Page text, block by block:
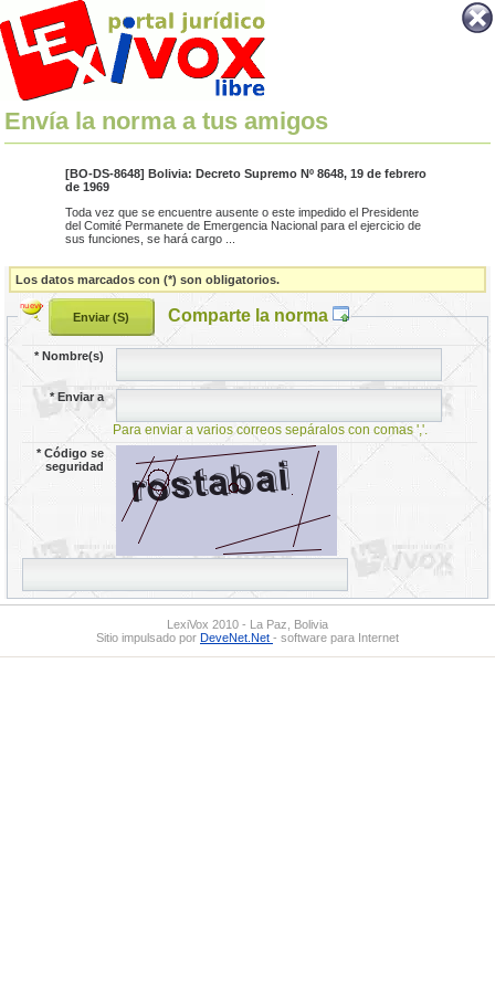
Envía la norma a tus amigos
[BO-DS-8648] Bolivia: Decreto Supremo Nº 8648, 19 de febrero
de 1969
Toda vez que se encuentre ausente o este impedido el Presidente
del Comité Permanete de Emergencia Nacional para el ejercicio de
sus funciones, se hará cargo ...
Los datos marcados con (*) son obligatorios.
Comparte la norma
*Nombre(s)
*Enviar a
Para enviar a varios correos sepáralos con comas ','.
*Código se
seguridad
LexiVox 2010 - La Paz, Bolivia
Sitio impulsado por DeveNet.Net - software para Internet